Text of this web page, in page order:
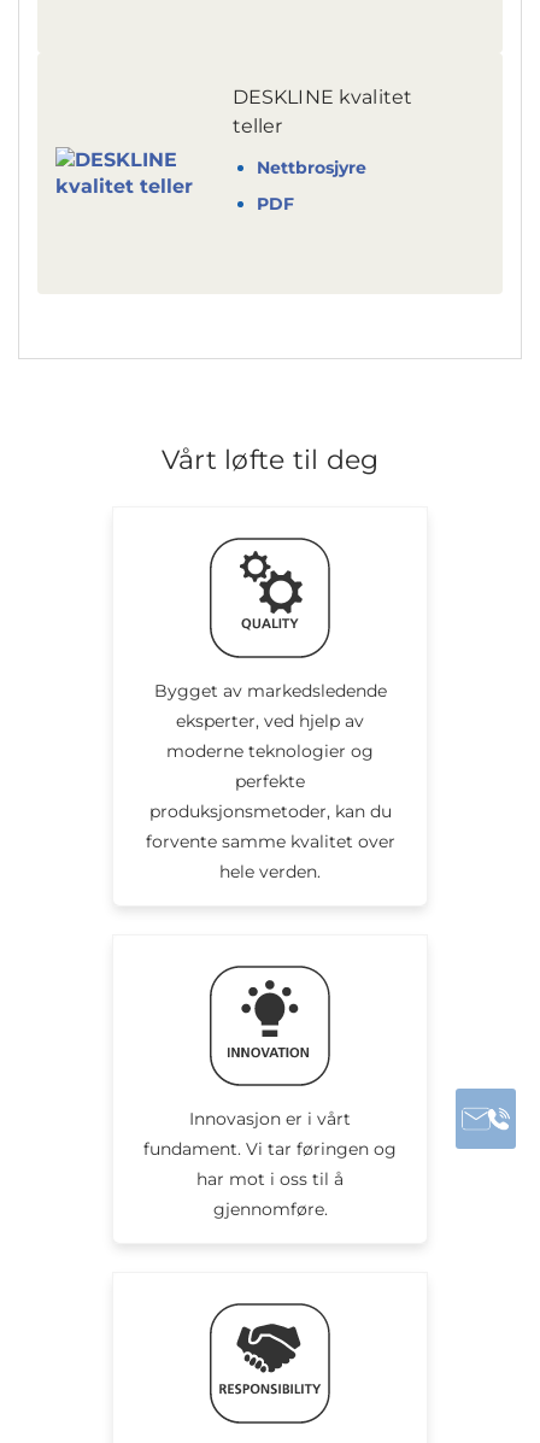
DESKLINE kvalitet
teller
Nettbrosjyre
PDF
Vårt løfte til deg
Bygget av markedsledende
eksperter, ved hjelp av
moderne teknologier og
perfekte
produksjonsmetoder, kan du
forvente samme kvalitet over
hele verden.
Innovasjon er i vårt
fundament. Vi tar føringen og
har mot i oss til å
gjennomføre.